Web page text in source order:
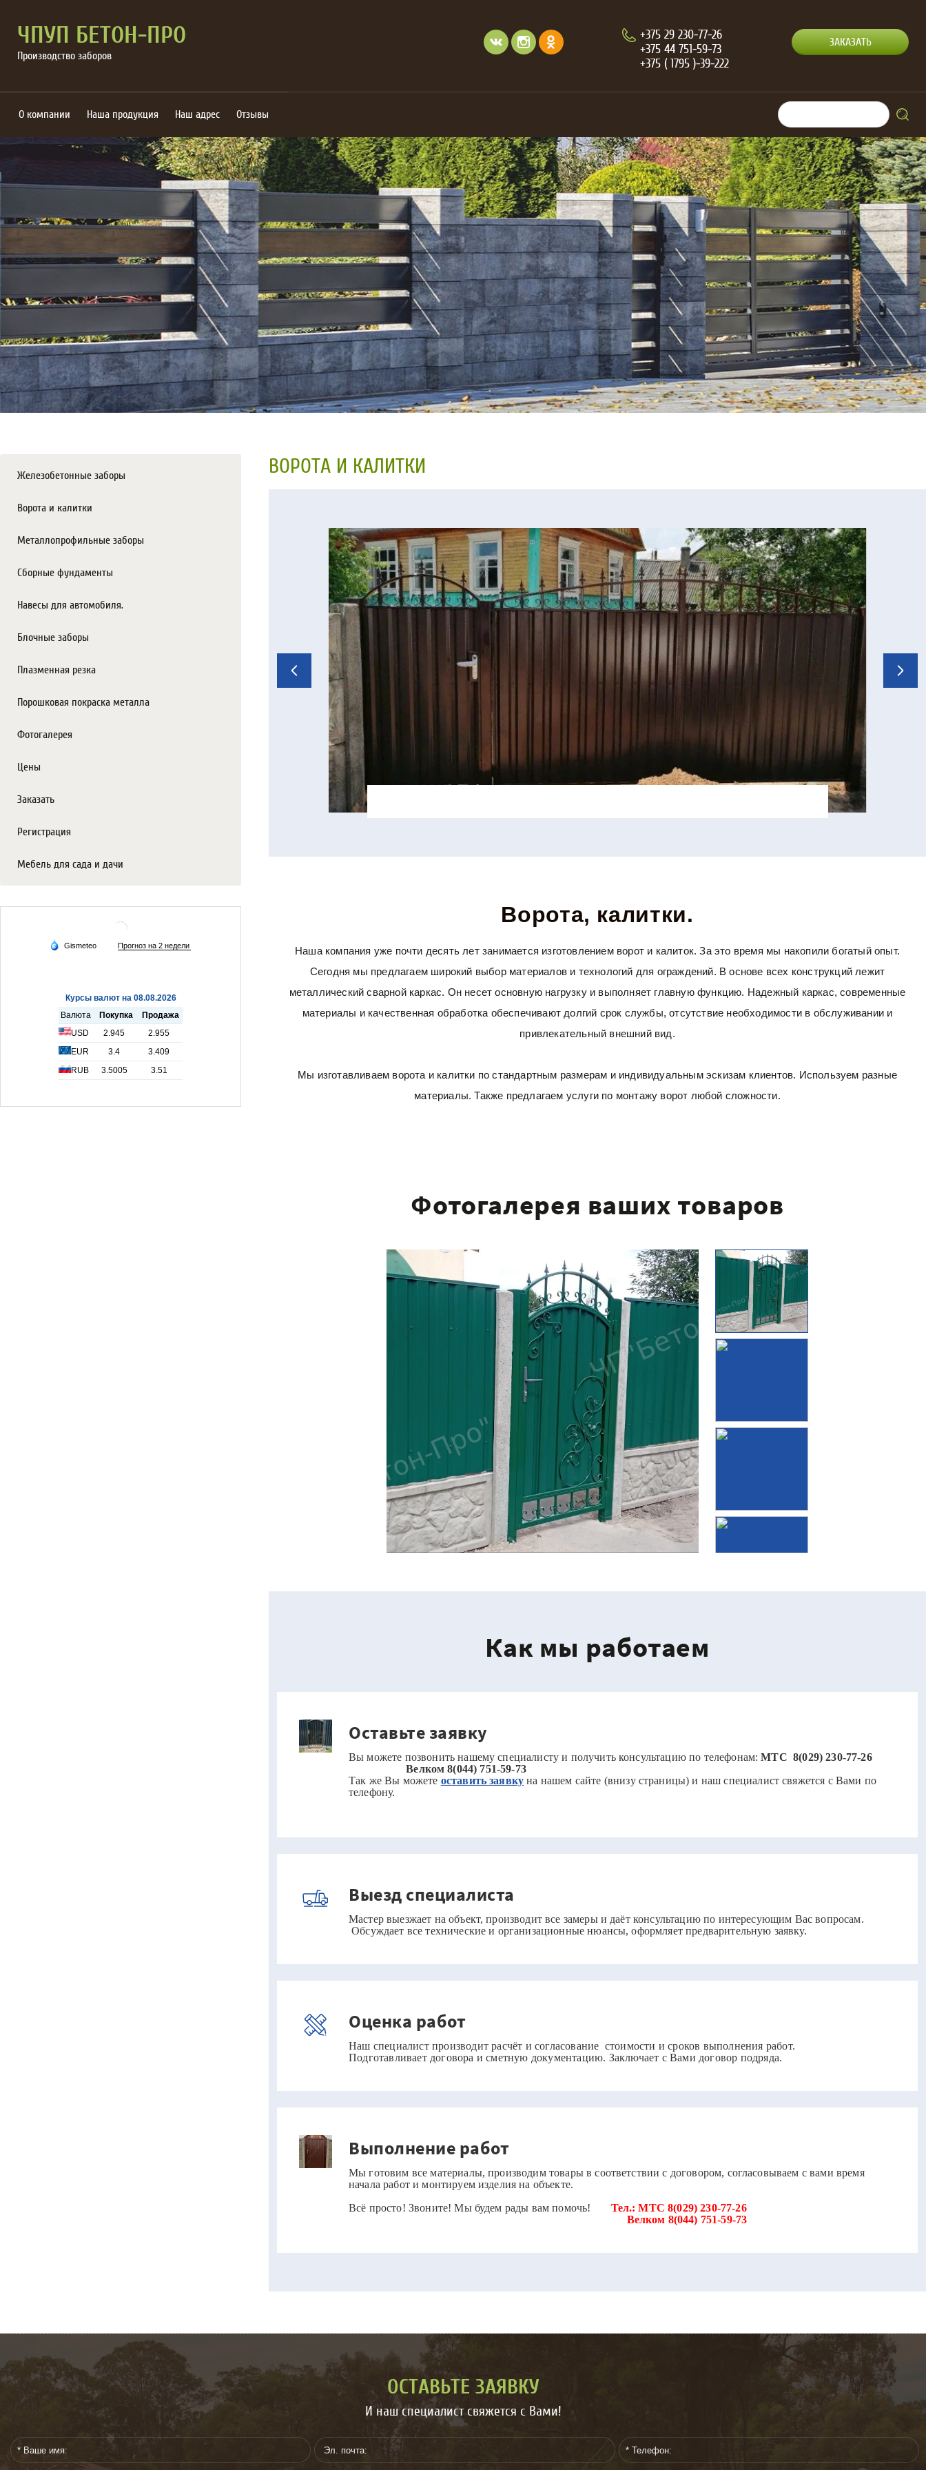
ЧПУП БЕТОН-ПРО
Производство заборов
+375 29 230-77-26
+375 44 751-59-73
+375 ( 1795 )-39-222
ЗАКАЗАТЬ
О компании Наша продукция Наш адрес Отзывы
Железобетонные заборы
Ворота и калитки
Металлопрофильные заборы
Сборные фундаменты
Навесы для автомобиля.
Блочные заборы
Плазменная резка
Порошковая покраска металла
Фотогалерея
Цены
Заказать
Регистрация
Мебель для сада и дачи
ВОРОТА И КАЛИТКИ
Ворота, калитки.
Наша компания уже почти десять лет занимается изготовлением ворот и калиток. За это время мы накопили богатый опыт.
Сегодня мы предлагаем широкий выбор материалов и технологий для ограждений. В основе всех конструкций лежит
металлический сварной каркас. Он несет основную нагрузку и выполняет главную функцию. Надежный каркас, современные
материалы и качественная обработка обеспечивают долгий срок службы, отсутствие необходимости в обслуживании и
привлекательный внешний вид.
Мы изготавливаем ворота и калитки по стандартным размерам и индивидуальным эскизам клиентов. Используем разные
материалы. Также предлагаем услуги по монтажу ворот любой сложности.
Фотогалерея ваших товаров
Как мы работаем
Оставьте заявку
Вы можете позвонить нашему специалисту и получить консультацию по телефонам: МТС 8(029) 230-77-26
Велком 8(044) 751-59-73
Так же Вы можете оставить заявку на нашем сайте (внизу страницы) и наш специалист свяжется с Вами по
телефону.
Выезд специалиста
Мастер выезжает на объект, производит все замеры и даёт консультацию по интересующим Вас вопросам.
Обсуждает все технические и организационные нюансы, оформляет предварительную заявку.
Оценка работ
Наш специалист производит расчёт и согласование стоимости и сроков выполнения работ.
Подготавливает договора и сметную документацию. Заключает с Вами договор подряда.
Выполнение работ
Мы готовим все материалы, производим товары в соответствии с договором, согласовываем с вами время
начала работ и монтируем изделия на объекте.
Всё просто! Звоните! Мы будем рады вам помочь!
Тел.: МТС 8(029) 230-77-26
Велком 8(044) 751-59-73
ОСТАВЬТЕ ЗАЯВКУ
И наш специалист свяжется с Вами!